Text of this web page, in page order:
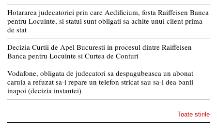
Hotararea judecatoriei prin care Aedificium, fosta Raiffeisen Banca
pentru Locuinte, si statul sunt obligati sa achite unui client prima
de stat
Decizia Curtii de Apel Bucuresti in procesul dintre Raiffeisen
Banca pentru Locuinte si Curtea de Conturi
Vodafone, obligata de judecatori sa despagubeasca un abonat
caruia a refuzat sa-i repare un telefon stricat sau sa-i dea banii
inapoi (decizia instantei)
Toate stirile